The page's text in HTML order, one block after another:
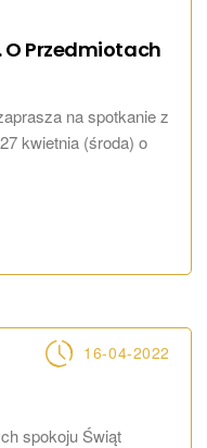
Przedmiotach
na spotkanie z
kwietnia (środa) o
16-04-2022
spokoju Świąt